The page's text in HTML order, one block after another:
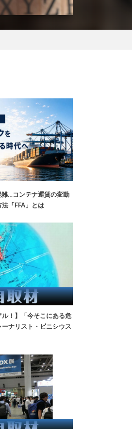
…コンテナ運賃の変動
「FFA」とは
ル！】「今そこにある危
ナリスト・ビニシウス